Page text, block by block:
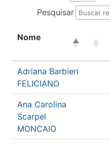
Pesquisar
Nome
Adriana Barbieri
FELICIANO
Ana Carolina
Scarpel
MONCAIO